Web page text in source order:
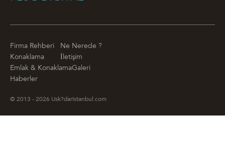
Firma Rehberi
Ne Nerede ?
Konaklama
İletişim
Emlak & KonaklamaGaleri
Haberler
© 2013 - 2026 Usk?darIstanbul.com